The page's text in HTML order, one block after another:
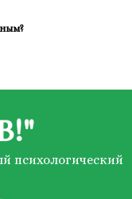
психологический